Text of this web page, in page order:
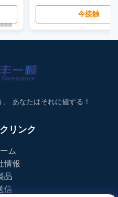
イ
今接触
あなたはそれに値する！
リンク
ム
情報
品
信